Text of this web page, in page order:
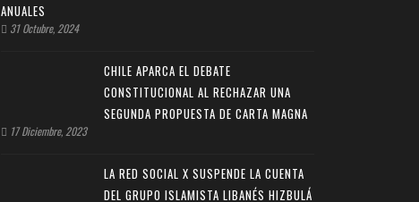
ANUALES
31 Octubre, 2024
CHILE APARCA EL DEBATE
CONSTITUCIONAL AL RECHAZAR UNA
SEGUNDA PROPUESTA DE CARTA MAGNA
17 Diciembre, 2023
LA RED SOCIAL X SUSPENDE LA CUENTA
DEL GRUPO ISLAMISTA LIBANÉS HIZBULÁ